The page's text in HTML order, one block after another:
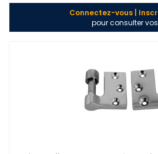
Connectez-vous |
pour consulter